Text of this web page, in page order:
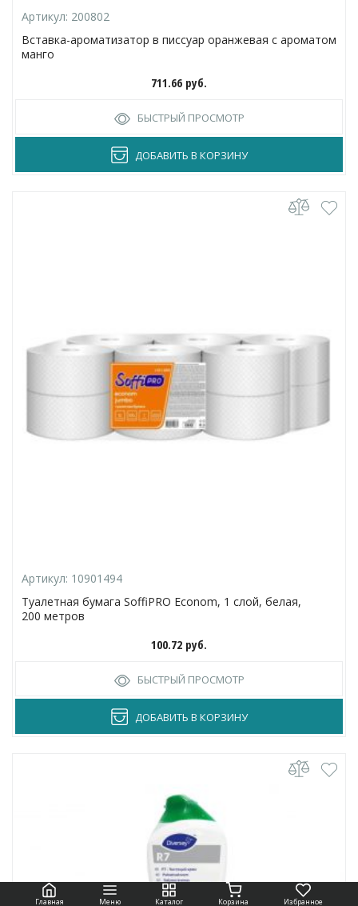
Артикул: 200802
Вставка-ароматизатор в писсуар оранжевая с ароматом
манго
711.66 руб.
БЫСТРЫЙ ПРОСМОТР
ДОБАВИТЬ В КОРЗИНУ
Артикул: 10901494
Туалетная бумага SoffiPRO Econom, 1 слой, белая,
200 метров
100.72 руб.
БЫСТРЫЙ ПРОСМОТР
ДОБАВИТЬ В КОРЗИНУ
Главная Меню Каталог Корзина Избранное